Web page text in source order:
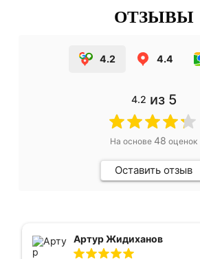
ОТЗЫВЫ
4.2 4.4
4.2 из 5
На основе 48 оценок
Оставить отзыв
Артур Жидиханов